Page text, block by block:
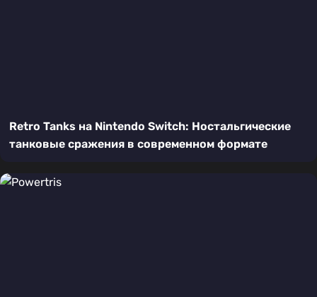
Retro Tanks на Nintendo Switch: Ностальгические
танковые сражения в современном формате